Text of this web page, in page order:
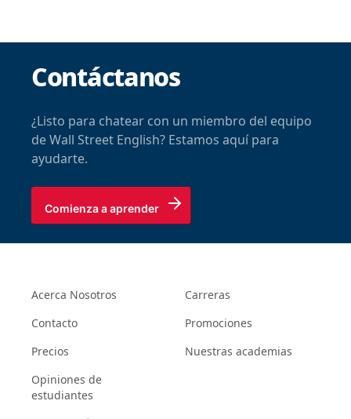
Contáctanos
¿Listo para chatear con un miembro del equipo
de Wall Street English? Estamos aquí para
ayudarte.
Comienza a aprender
Acerca Nosotros
Contacto
Precios
Opiniones de
estudiantes
Carreras
Promociones
Nuestras academias